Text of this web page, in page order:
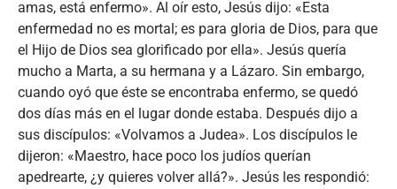
amas, está enfermo». Al oír esto, Jesús dijo: «Esta
enfermedad no es mortal; es para gloria de Dios, para que
el Hijo de Dios sea glorificado por ella». Jesús quería
mucho a Marta, a su hermana y a Lázaro. Sin embargo,
cuando oyó que éste se encontraba enfermo, se quedó
dos días más en el lugar donde estaba. Después dijo a
sus discípulos: «Volvamos a Judea». Los discípulos le
dijeron: «Maestro, hace poco los judíos querían
apedrearte, ¿y quieres volver allá?». Jesús les respondió: